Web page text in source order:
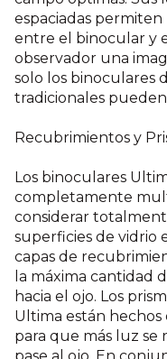
espaciadas
entre el binocular y
observador una
solo los binoculares
tradicionales
Recubrimientos y
Los binoculares
completamente
considerar
superficies de vidrio
capas de
la máxima cantidad
hacia el ojo. Los
Ultima están hechos
para que más luz se